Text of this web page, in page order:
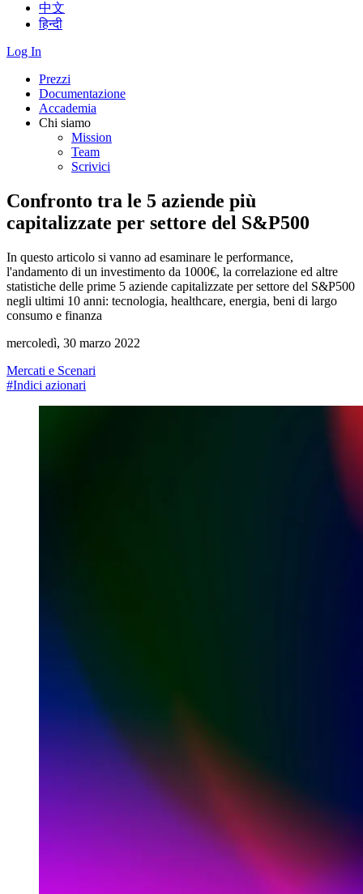
中文
हिन्दी
Log In
Prezzi
Documentazione
Accademia
Chi siamo
Mission
Team
Scrivici
Confronto tra le 5 aziende più
capitalizzate per settore del S&P500
In questo articolo si vanno ad esaminare le performance,
l'andamento di un investimento da 1000€, la correlazione ed altre
statistiche delle prime 5 aziende capitalizzate per settore del S&P500
negli ultimi 10 anni: tecnologia, healthcare, energia, beni di largo
consumo e finanza
mercoledì, 30 marzo 2022
Mercati e Scenari
#Indici azionari